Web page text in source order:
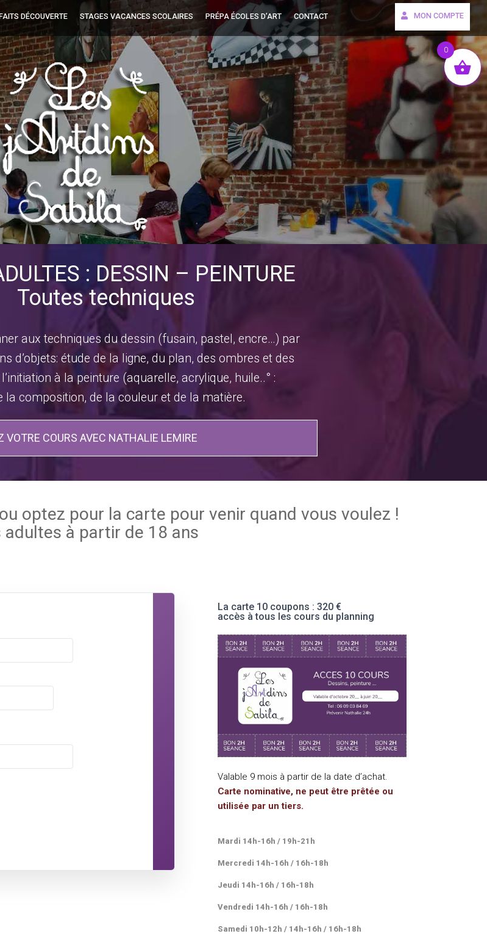
DÉCOUVERTE STAGES VACANCES SCOLAIRES PRÉPA ÉCOLES D’ART CONTACT MON COMPTE
: DESSIN – PEINTURE
Toutes techniques
aux techniques du dessin (fusain, pastel, encre…) par
d’objets: étude de la ligne, du plan, des ombres et des
à la peinture (aquarelle, acrylique, huile..° :
la composition, de la couleur et de la matière.
VOTRE COURS AVEC NATHALIE LEMIRE
optez pour la carte pour venir quand vous voulez !
adultes à partir de 18 ans
août 2026
J
29 30 1
2
5 6 7
11 12 13 14 15
16
18 19 20 21 22
23
25 26 27 28 29
30
1 2 3 4 5 6
La carte 10 coupons : 320 €
accès à tous les cours du planning
Valable 9 mois à partir de la date d’achat.
Carte nominative, ne peut être prêtée ou
utilisée par un tiers.
Mardi 14h-16h / 19h-21h
Mercredi 14h-16h / 16h-18h
Jeudi 14h-16h / 16h-18h
Vendredi 14h-16h / 16h-18h
Samedi 10h-12h / 14h-16h / 16h-18h
0